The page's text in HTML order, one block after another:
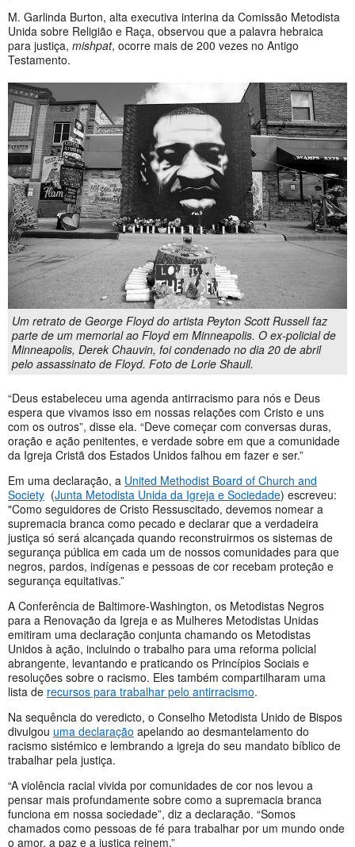
M. Garlinda Burton, alta executiva interina da Comissão Metodista
Unida sobre Religião e Raça, observou que a palavra hebraica
para justiça, mishpat, ocorre mais de 200 vezes no Antigo
Testamento.
Um retrato de George Floyd do artista Peyton Scott Russell faz
parte de um memorial ao Floyd em Minneapolis. O ex-policial de
Minneapolis, Derek Chauvin, foi condenado no dia 20 de abril
pelo assassinato de Floyd. Foto de Lorie Shaull.
“Deus estabeleceu uma agenda antirracismo para nós e Deus
espera que vivamos isso em nossas relações com Cristo e uns
com os outros”, disse ela. “Deve começar com conversas duras,
oração e ação penitentes, e verdade sobre em que a comunidade
da Igreja Cristã dos Estados Unidos falhou em fazer e ser.”
Em uma declaração, a United Methodist Board of Church and
Society (Junta Metodista Unida da Igreja e Sociedade) escreveu:
"Como seguidores de Cristo Ressuscitado, devemos nomear a
supremacia branca como pecado e declarar que a verdadeira
justiça só será alcançada quando reconstruirmos os sistemas de
segurança pública em cada um de nossos comunidades para que
negros, pardos, indígenas e pessoas de cor recebam proteção e
segurança equitativas.”
A Conferência de Baltimore-Washington, os Metodistas Negros
para a Renovação da Igreja e as Mulheres Metodistas Unidas
emitiram uma declaração conjunta chamando os Metodistas
Unidos à ação, incluindo o trabalho para uma reforma policial
abrangente, levantando e praticando os Princípios Sociais e
resoluções sobre o racismo. Eles também compartilharam uma
lista de recursos para trabalhar pelo antirracismo.
Na sequência do veredicto, o Conselho Metodista Unido de Bispos
divulgou uma declaração apelando ao desmantelamento do
racismo sistémico e lembrando a igreja do seu mandato bíblico de
trabalhar pela justiça.
“A violência racial vivida por comunidades de cor nos levou a
pensar mais profundamente sobre como a supremacia branca
funciona em nossa sociedade”, diz a declaração. “Somos
chamados como pessoas de fé para trabalhar por um mundo onde
o amor, a paz e a justiça reinem.”